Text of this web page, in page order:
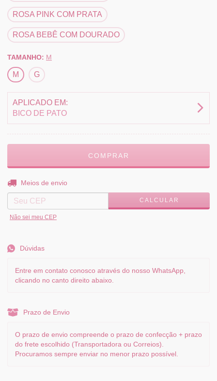
ROSA PINK COM PRATA
ROSA BEBÊ COM DOURADO
TAMANHO: M
M G
APLICADO EM:
BICO DE PATO
Entregas para o CEP:
Meios de envio
CALCULAR
Não sei meu CEP
Dúvidas
Entre em contato conosco através do nosso WhatsApp,
clicando no canto direito abaixo.
Prazo de Envio
O prazo de envio compreende o prazo de confecção + prazo
do frete escolhido (Transportadora ou Correios).
Procuramos sempre enviar no menor prazo possível.